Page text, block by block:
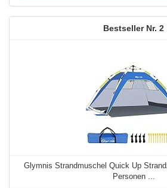
2
Glymnis Strandmuschel Quick Up
Personen ...